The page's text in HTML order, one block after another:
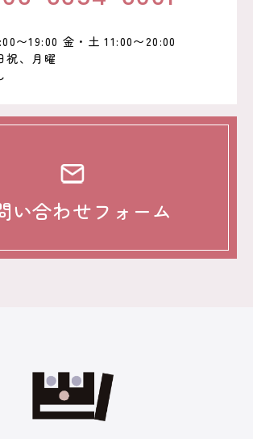
〜19:00 金・土 11:00〜20:00
祝、月曜
い合わせフォーム